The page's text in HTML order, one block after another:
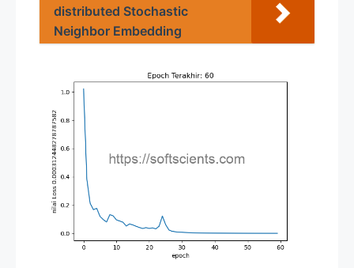
distributed Stochastic
Neighbor Embedding